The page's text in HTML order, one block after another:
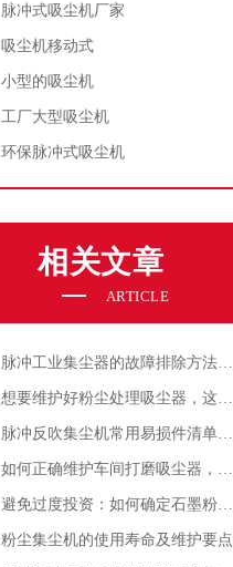
脉冲式吸尘机厂家
吸尘机移动式
小型的吸尘机
工厂大型吸尘机
环保脉冲式吸尘机
相关文章
ARTICLE
脉冲工业集尘器的故障排除方法和注意事项
想要维护好粉尘处理吸尘器，这几个措施真的很重要！
脉冲反吹集尘机常用易损件清单与更换周期建议
如何正确维护车间打磨吸尘器，延长使用寿命
避免过度投资：如何确定石墨粉尘除尘器的合理价格区间
粉尘集尘机的使用寿命及维护要点